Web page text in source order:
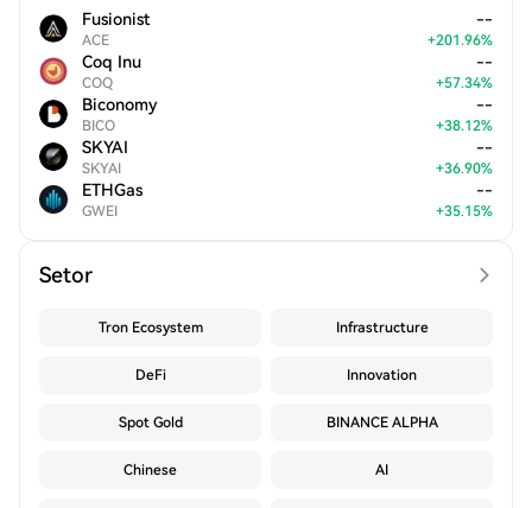
Fusionist
ACE
--
+201.96%
Coq Inu
COQ
--
+57.34%
Biconomy
BICO
--
+38.12%
SKYAI
SKYAI
--
+36.90%
ETHGas
GWEI
--
+35.15%
Setor
Tron Ecosystem Infrastructure
DeFi Innovation
Spot Gold BINANCE ALPHA
Chinese AI